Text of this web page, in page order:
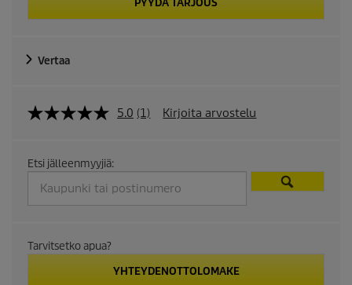
PYYDÄ TARJOUS
Vertaa
5.0 (1) Kirjoita arvostelu
Etsi jälleenmyyjiä:
Tarvitsetko apua?
YHTEYDENOTTOLOMAKE